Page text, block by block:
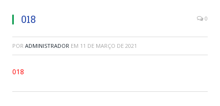
018 0
POR ADMINISTRADOR EM 11 DE MARÇO DE 2021
018